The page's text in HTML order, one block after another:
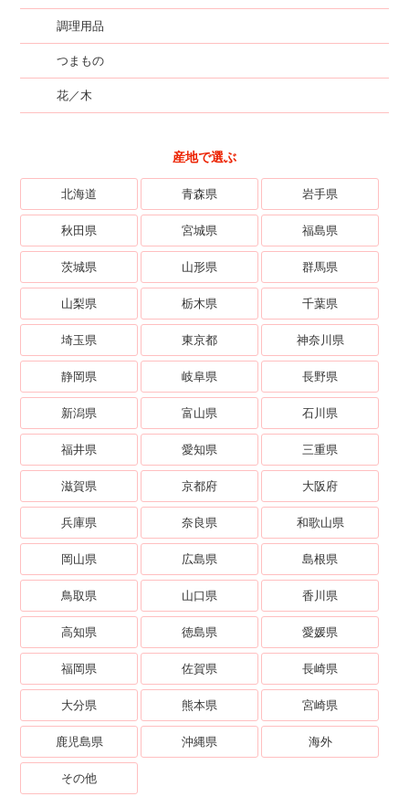
調理用品
つまもの
花／木
産地で選ぶ
北海道 青森県 岩手県
秋田県 宮城県 福島県
茨城県 山形県 群馬県
山梨県 栃木県 千葉県
埼玉県 東京都 神奈川県
静岡県 岐阜県 長野県
新潟県 富山県 石川県
福井県 愛知県 三重県
滋賀県 京都府 大阪府
兵庫県 奈良県 和歌山県
岡山県 広島県 島根県
鳥取県 山口県 香川県
高知県 徳島県 愛媛県
福岡県 佐賀県 長崎県
大分県 熊本県 宮崎県
鹿児島県 沖縄県 海外
その他